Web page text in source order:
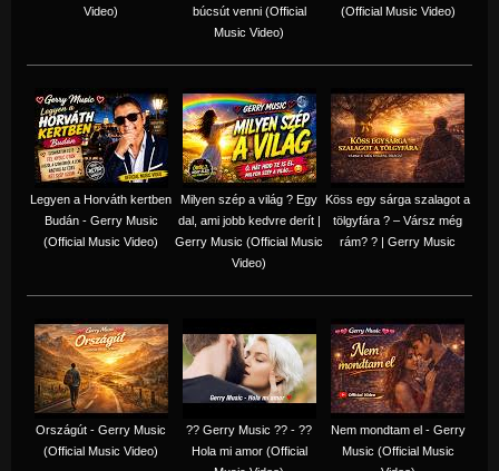
Video)
búcsút venni (Official
Music Video)
(Official Music Video)
Legyen a Horváth kertben
Budán - Gerry Music
(Official Music Video)
Milyen szép a világ ? Egy
dal, ami jobb kedvre derít |
Gerry Music (Official Music
Video)
Köss egy sárga szalagot a
tölgyfára ?️ – Vársz még
rám? ? | Gerry Music
Országút - Gerry Music
(Official Music Video)
?? Gerry Music ?? - ??
Hola mi amor (Official
Nem mondtam el - Gerry
Music (Official Music